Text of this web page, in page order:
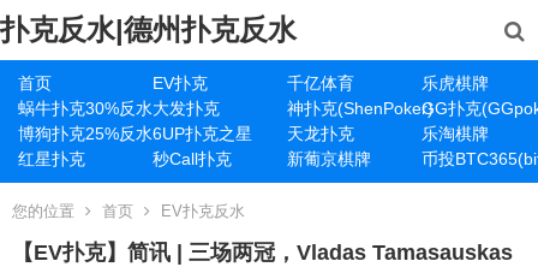
扑克反水|德州扑克反水
首页 EV扑克 千亿体育
乐虎棋牌
蜗牛扑克30%反水大发扑克 神扑克(ShenPoker)GG扑克
博狗扑克25%反水6UP扑克之星 天龙扑克
乐淘棋牌
红星扑克
秒Call扑克 新葡京棋牌 币投
您的位置 首页 EV扑克反水
【EV扑克】简讯 | 三场两冠，Vladas Tamasauskas